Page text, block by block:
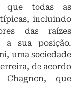
que todas as
incluindo
das raízes
a sua posição.
uma sociedade
de acordo
que